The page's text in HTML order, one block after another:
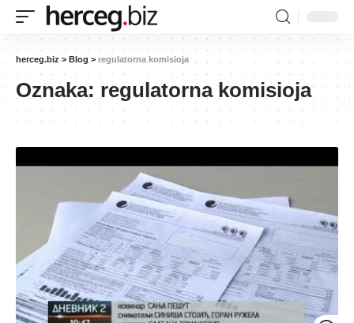
herceg.biz > Blog > regulatorna komisioja
Oznaka:regulatorna komisioja